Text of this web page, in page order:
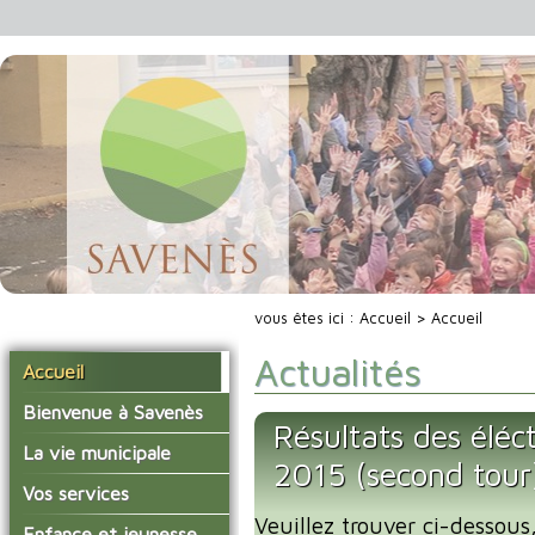
Accueil
Bienvenue à Savenès
Situer Savenès
Savenès en chiffre
L'histoire du village
La vie municipale
Vos élus
Les compte-rendus du
Vos services
La mairie
vous êtes ici : Accueil > Accueil
Actualités
Résultats des
2015 (second
Veuillez trouver ci-